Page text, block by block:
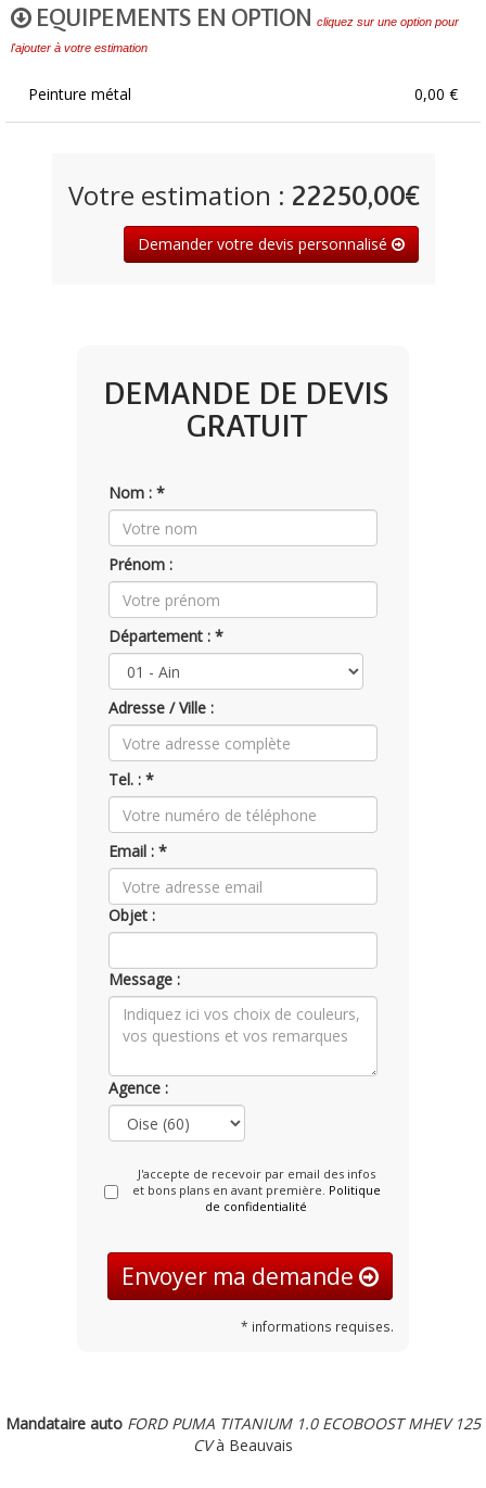
EQUIPEMENTS EN OPTION cliquez sur une option pour
l'ajouter à votre estimation
Peinture métal 0,00 €
Votre estimation : 22250,00€
Demander votre devis personnalisé
DEMANDE DE DEVIS
GRATUIT
Nom : *
Prénom :
Département : *
Adresse / Ville :
Tel. : *
Email : *
Objet :
Message :
Agence :
J'accepte de recevoir par email des infos
et bons plans en avant première. Politique
de confidentialité
Envoyer ma demande
* informations requises.
Mandataire auto FORD PUMA TITANIUM 1.0 ECOBOOST MHEV 125
CVà Beauvais